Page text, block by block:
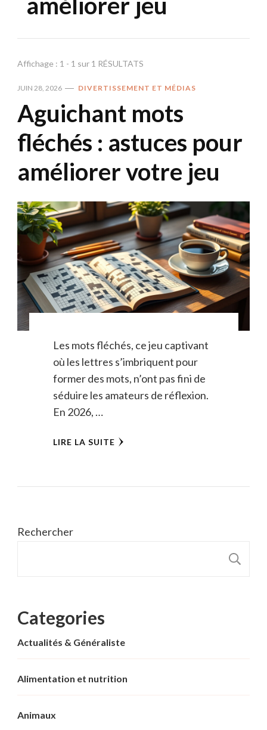
Affichage : 1 - 1 sur 1 RÉSULTATS
JUIN 28, 2026 DIVERTISSEMENT ET MÉDIAS
Aguichant mots
fléchés : astuces pour
améliorer votre jeu
Les mots fléchés, ce jeu captivant
où les lettres s’imbriquent pour
former des mots, n’ont pas fini de
séduire les amateurs de réflexion.
En 2026, …
LIRE LA SUITE
Rechercher
Categories
Actualités & Généraliste
Alimentation et nutrition
Animaux